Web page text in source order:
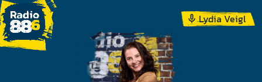
Lydia Veigl